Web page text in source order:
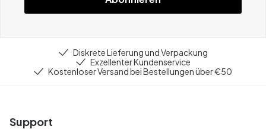
Diskrete Lieferung und Verpackung
Exzellenter Kundenservice
Kostenloser Versand bei Bestellungen über €50
Support